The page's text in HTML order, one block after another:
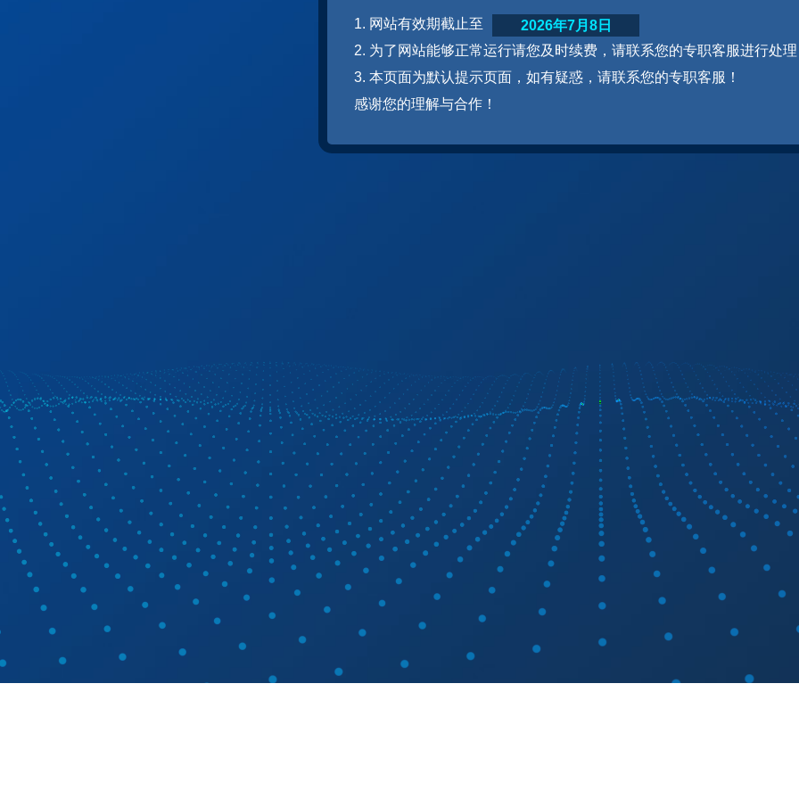
1. 网站有效期截止至
2. 为了网站能够正常运行请您及时续费，请联系您的专职客服进行处
3. 本页面为默认提示页面，如有疑惑，请联系您的专职客服！
感谢您的理解与合作！
2026年7月8日